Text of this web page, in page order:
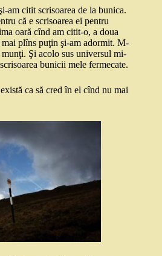
am citit scrisoarea de la bunica.
că e scrisoarea ei pentru
oară cînd am citit-o, a doua
plîns puţin şi-am adormit. M-
Şi acolo sus universul mi-
bunicii mele fermecate.
ca să cred în el cînd nu mai